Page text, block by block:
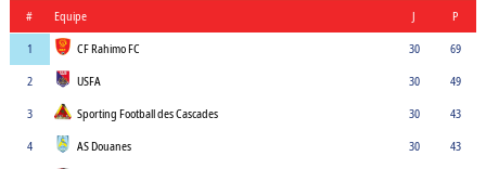
# Equipe J
P
1
CF Rahimo FC 30
69
2
USFA 30
49
3
Sporting Football des Cascades 30
43
4
AS Douanes 30
43